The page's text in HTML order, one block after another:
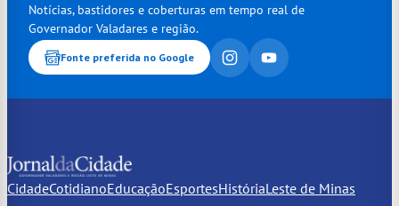
Notícias, bastidores e coberturas em tempo real de
Governador Valadares e região.
Fonte preferida no Google
CidadeCotidianoEducaçãoEsportesHistóriaLeste de Minas